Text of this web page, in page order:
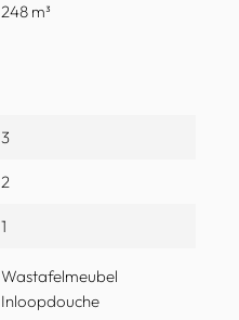
248 m³
3
2
1
Wastafelmeubel
Inloopdouche